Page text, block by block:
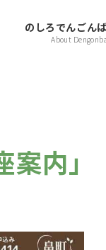
のしろでんごん
About
内」